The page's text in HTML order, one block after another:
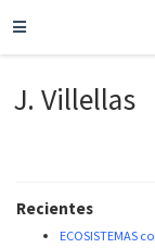
J. Villellas
Recientes
ECOSISTEMAS